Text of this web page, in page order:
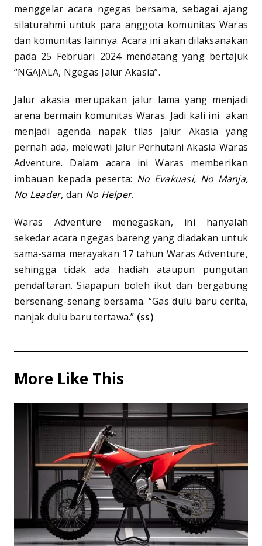
menggelar acara ngegas bersama, sebagai ajang
silaturahmi untuk para anggota komunitas Waras
dan komunitas lainnya. Acara ini akan dilaksanakan
pada 25 Februari 2024 mendatang yang bertajuk
“NGAJALA, Ngegas Jalur Akasia”.
Jalur akasia merupakan jalur lama yang menjadi
arena bermain komunitas Waras. Jadi kali ini akan
menjadi agenda napak tilas jalur Akasia yang
pernah ada, melewati jalur Perhutani Akasia Waras
Adventure. Dalam acara ini Waras memberikan
imbauan kepada peserta: No Evakuasi, No Manja,
No Leader, dan No Helper.
Waras Adventure menegaskan, ini hanyalah
sekedar acara ngegas bareng yang diadakan untuk
sama-sama merayakan 17 tahun Waras Adventure,
sehingga tidak ada hadiah ataupun pungutan
pendaftaran. Siapapun boleh ikut dan bergabung
bersenang-senang bersama. “Gas dulu baru cerita,
nanjak dulu baru tertawa.” (ss)
More Like This